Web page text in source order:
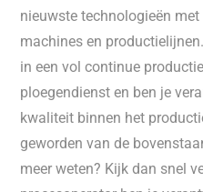
nieuwste technologieën
machines en
in een vol continue
ploegendienst en ben je
kwaliteit binnen het
geworden van de
meer weten? Kijk dan snel